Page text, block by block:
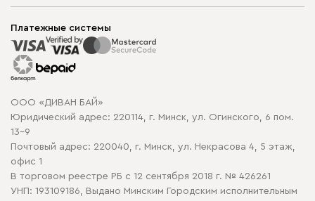
Способы оплаты
Рассрочка и кредит
Гарантия
Карта сайта
Политика конфиденциальности
Политика в отношении обработки cookie
Корпусная мебель
Распродажа мебели
Платежные системы
ООО «ДИВАН БАЙ»
Юридический адрес: 220114, г. Минск, ул. Огинского, 6 пом.
13-9
Почтовый адрес: 220040, г. Минск, ул. Некрасова 4, 5 этаж,
офис 1
В торговом реестре РБ с 12 сентября 2018 г. № 426261
УНП: 193109186, Выдано Минским Городским исполнительным